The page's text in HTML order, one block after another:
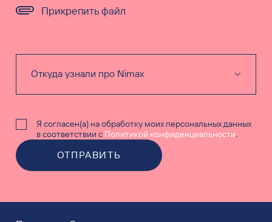
Прикрепить файл
Я согласен(а) на обработку моих персональных данных
в соответствии с Политикой конфиденциальности.
ОТПРАВИТЬ